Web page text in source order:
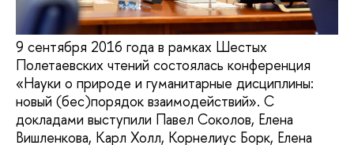
9 сентября 2016 года в рамках Шестых
Полетаевских чтений состоялась конференция
«Науки о природе и гуманитарные дисциплины:
новый (бес)порядок взаимодействий». С
докладами выступили Павел Соколов, Елена
Вишленкова, Карл Холл, Корнелиус Борк, Елена